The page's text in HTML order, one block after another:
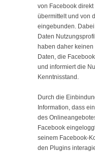
von Facebook
übermittelt und von
eingebunden.
Daten
haben daher
Daten, die
und informiert die
Kenntnisstand.
Durch die
Information, dass
des
Facebook
seinem Facebook-
den Plugins